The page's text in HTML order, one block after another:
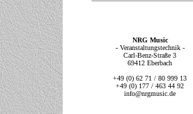
NRG Music
- Veranstaltungstechnik -
Carl-Benz-Straße 3
69412 Eberbach
+49 (0) 62 71 / 80 999 13
+49 (0) 177 / 463 44 92
info@nrgmusic.de